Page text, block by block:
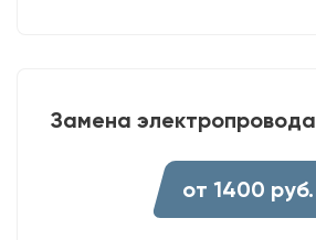
Замена электропровода
от 1400 руб.